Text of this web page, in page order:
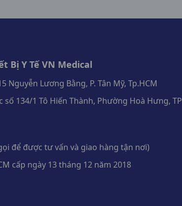
Bị Y Tế VN Medical
Nguyễn Lương Bằng, P. Tân Mỹ, Tp.HCM
số 134/1 Tô Hiến Thành, Phường Hoà Hưng, TP
để được tư vấn và giao hàng tận nơi)
cấp ngày 13 tháng 12 năm 2018